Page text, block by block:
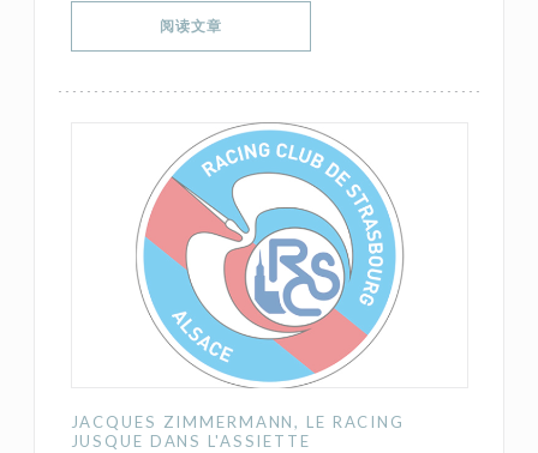
阅读文章((在新窗口中打开))
JACQUES ZIMMERMANN, LE RACING
JUSQUE DANS L'ASSIETTE